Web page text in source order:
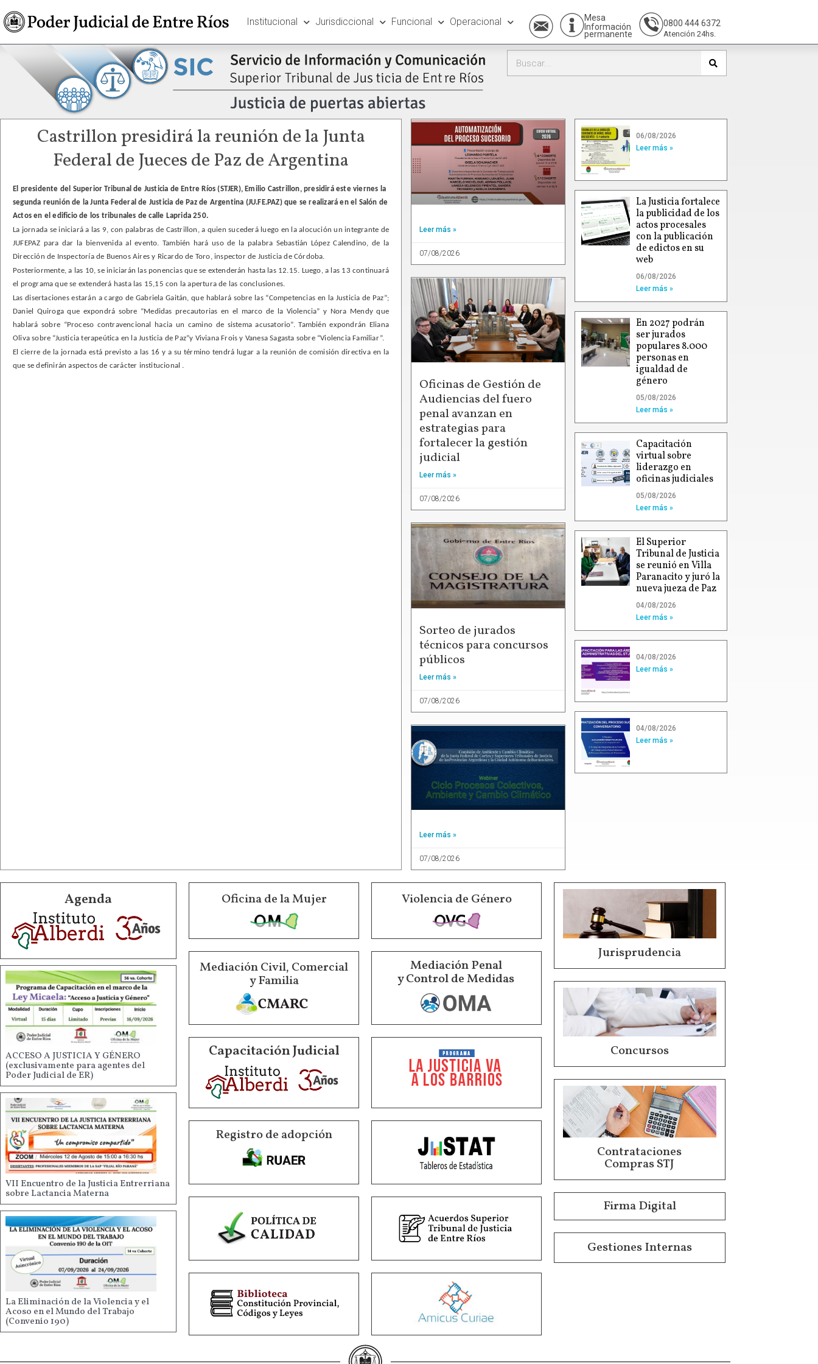
Institucional Jurisdiccional Funcional Operacional
Mesa
Información
permanente
0800 444 6372
Atención 24hs.
Castrillon presidirá la reunión de la Junta
Federal de Jueces de Paz de Argentina
El presidente del Superior Tribunal de Justicia de Entre Ríos (STJER), Emilio Castrillon, presidirá este viernes la
segunda reunión de la Junta Federal de Justicia de Paz de Argentina (JU.FE.PAZ) que se realizará en el Salón de
Actos en el edificio de los tribunales de calle Laprida 250.
La jornada se iniciará a las 9, con palabras de Castrillon, a quien sucederá luego en la alocución un integrante de
JUFEPAZ para dar la bienvenida al evento. También hará uso de la palabra Sebastián López Calendino, de la
Dirección de Inspectoría de Buenos Aires y Ricardo de Toro, inspector de Justicia de Córdoba.
Posteriormente, a las 10, se iniciarán las ponencias que se extenderán hasta las 12.15. Luego, a las 13 continuará
el programa que se extenderá hasta las 15,15 con la apertura de las conclusiones.
Las disertaciones estarán a cargo de Gabriela Gaitán, que hablará sobre las “Competencias en la Justicia de Paz”;
Daniel Quiroga que expondrá sobre “Medidas precautorias en el marco de la Violencia” y Nora Mendy que
hablará sobre “Proceso contravencional hacia un camino de sistema acusatorio”. También expondrán Eliana
Oliva sobre “Justicia terapeútica en la Justicia de Paz”y Viviana Frois y Vanesa Sagasta sobre “Violencia Familiar”.
El cierre de la jornada está previsto a las 16 y a su término tendrá lugar a la reunión de comisión directiva en la
que se definirán aspectos de carácter institucional .
Leer más »
07/08/2026
Oficinas de Gestión de
Audiencias del fuero
penal avanzan en
estrategias para
fortalecer la gestión
judicial
Leer más »
07/08/2026
Sorteo de jurados
técnicos para concursos
públicos
Leer más »
07/08/2026
Leer más »
07/08/2026
06/08/2026
Leer más »
La Justicia fortalece
la publicidad de los
actos procesales
con la publicación
de edictos en su
web
06/08/2026
Leer más »
En 2027 podrán
ser jurados
populares 8.000
personas en
igualdad de
género
05/08/2026
Leer más »
Capacitación
virtual sobre
liderazgo en
oficinas judiciales
05/08/2026
Leer más »
El Superior
Tribunal de Justicia
se reunió en Villa
Paranacito y juró la
nueva jueza de Paz
04/08/2026
Leer más »
04/08/2026
Leer más »
04/08/2026
Leer más »
Agenda
ACCESO A JUSTICIA Y GÉNERO
(exclusivamente para agentes del
Poder Judicial de ER)
VII Encuentro de la Justicia Entrerriana
sobre Lactancia Materna
La Eliminación de la Violencia y el
Acoso en el Mundo del Trabajo
(Convenio 190)
Oficina de la Mujer Violencia de Género
Mediación Civil, Comercial
y Familia
Mediación Penal
y Control de Medidas
Capacitación Judicial
Registro de adopción
Jurisprudencia
Concursos
Contrataciones
Compras STJ
Firma Digital
Gestiones Internas